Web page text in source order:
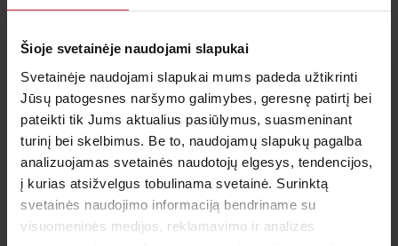
Šioje svetainėje naudojami slapukai
Svetainėje naudojami slapukai mums padeda užtikrinti
Jūsų patogesnes naršymo galimybes, geresnę patirtį bei
pateikti tik Jums aktualius pasiūlymus, suasmeninant
turinį bei skelbimus. Be to, naudojamų slapukų pagalba
analizuojamas svetainės naudotojų elgesys, tendencijos,
į kurias atsižvelgus tobulinama svetainė. Surinktą
svetainės naudojimo informaciją bendriname su
visuomeninės medijos, reklamavimo ir analizės
Širdies ultragarsinis tyrimas trunka maždaug 10–15
min.
Tam tikros būklės, pavyzdžiui, didelės krūtinės
deformacijos, emfizema (oro arba dujų susikaupimas
audiniuose), nutukimas, gali turėti neigiamos įtakos
ultragarsinio tyrimo rezultatų vertinimui. Tiesa, šiuo
atveju ne ką mažiau svarbi ir echoskopiją atliekančio
gydytojo patirtis, įgūdžiai.